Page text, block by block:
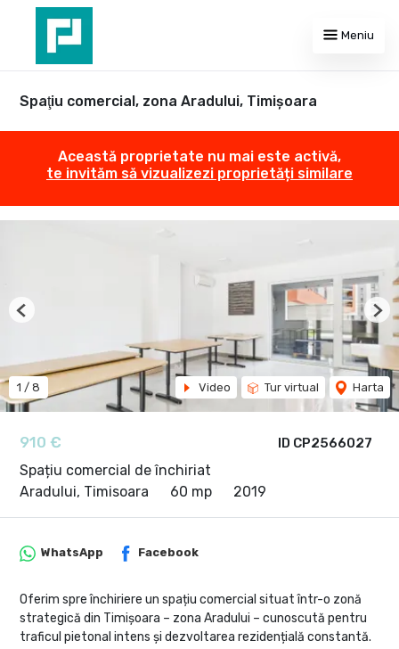
Meniu
Spaţiu comercial, zona Aradului, Timişoara
Această proprietate nu mai este activă,
te invităm să vizualizezi proprietăți similare
ID CP2566027
910 €
Spațiu comercial de închiriat
Aradului, Timisoara
60 mp 2019
1 / 8 Video Tur virtual Harta
Previous
WhatsApp Facebook
Oferim spre închiriere un spațiu comercial situat într-o zonă
strategică din Timișoara – zona Aradului – cunoscută pentru
traficul pietonal intens și dezvoltarea rezidențială constantă.